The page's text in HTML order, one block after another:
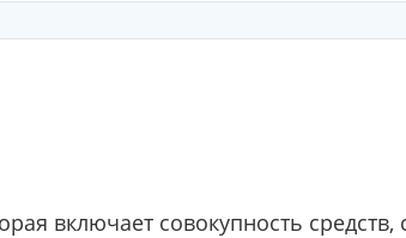
включает совокупность